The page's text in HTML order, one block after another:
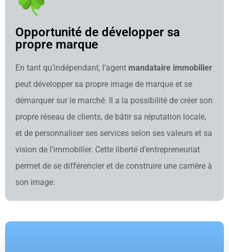
Opportunité de développer sa
propre marque
En tant qu’indépendant, l’agent mandataire immobilier
peut développer sa propre image de marque et se
démarquer sur le marché. Il a la possibilité de créer son
propre réseau de clients, de bâtir sa réputation locale,
et de personnaliser ses services selon ses valeurs et sa
vision de l’immobilier. Cette liberté d’entrepreneuriat
permet de se différencier et de construire une carrière à
son image.